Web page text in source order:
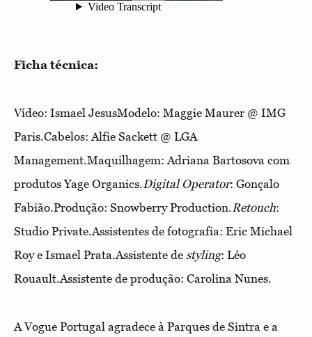
Ficha técnica:
Vídeo: Ismael JesusModelo: Maggie Maurer @ IMG
Paris.Cabelos: Alfie Sackett @ LGA
Management.Maquilhagem: Adriana Bartosova com
produtos Yage Organics.Digital Operator: Gonçalo
Fabião.Produção: Snowberry Production.Retouch:
Studio Private.Assistentes de fotografia: Eric Michael
Roy e Ismael Prata.Assistente de styling: Léo
Rouault.Assistente de produção: Carolina Nunes.
A Vogue Portugal agradece à Parques de Sintra e a